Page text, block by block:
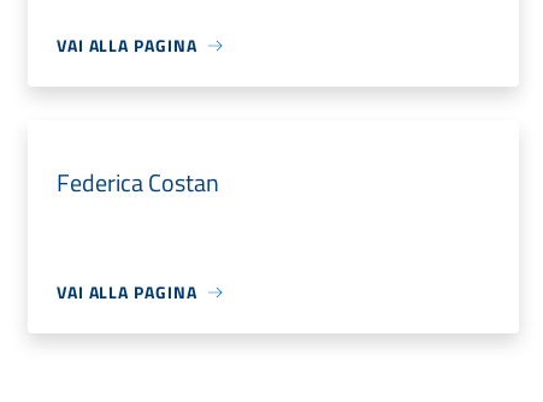
VAI ALLA PAGINA
Federica Costan
VAI ALLA PAGINA